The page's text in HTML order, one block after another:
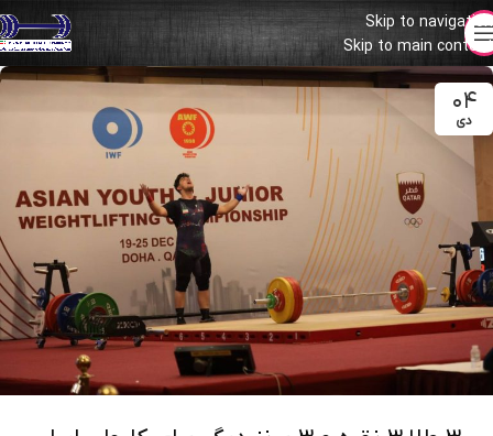
Skip to navigation
Skip to main content
۰۴
دی